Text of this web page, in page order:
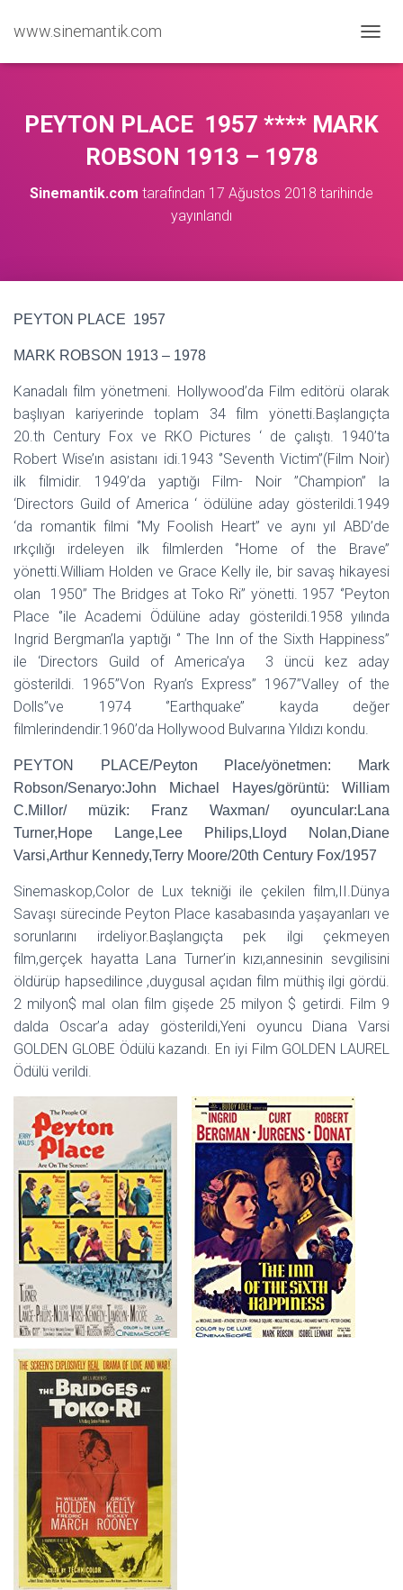
www.sinemantik.com
E
Y
Ü
K
PEYTON PLACE 1957 **** MARK
ROBSON 1913 – 1978
Sinemantik.com tarafından 17 Ağustos 2018 tarihinde
yayınlandı
PEYTON PLACE 1957
MARK ROBSON 1913 – 1978
Kanadalı film yönetmeni. Hollywood’da Film editörü olarak
başlıyan kariyerinde toplam 34 film yönetti.Başlangıçta
20.th Century Fox ve RKO Pictures ‘ de çalıştı. 1940’ta
Robert Wise’ın asistanı idi.1943 ‘’Seventh Victim’’(Film Noir)
ilk filmidir. 1949’da yaptığı Film- Noir ’’Champion’’ la
‘Directors Guild of America ‘ ödülüne aday gösterildi.1949
‘da romantik filmi ‘’My Foolish Heart’’ ve aynı yıl ABD’de
ırkçılığı irdeleyen ilk filmlerden ‘’Home of the Brave’’
yönetti.William Holden ve Grace Kelly ile, bir savaş hikayesi
olan 1950’’ The Bridges at Toko Ri’’ yönetti. 1957 ‘’Peyton
Place ‘’ile Academi Ödülüne aday gösterildi.1958 yılında
Ingrid Bergman’la yaptığı ‘’ The Inn of the Sixth Happiness’’
ile ‘Directors Guild of America’ya 3 üncü kez aday
gösterildi. 1965’’Von Ryan’s Express’’ 1967’’Valley of the
Dolls’’ve 1974 ‘’Earthquake’’ kayda değer
filmlerindendir.1960’da Hollywood Bulvarına Yıldızı kondu.
PEYTON PLACE/Peyton Place/yönetmen: Mark
Robson/Senaryo:John Michael Hayes/görüntü: William
C.Millor/ müzik: Franz Waxman/ oyuncular:Lana
Turner,Hope Lange,Lee Philips,Lloyd Nolan,Diane
Varsi,Arthur Kennedy,Terry Moore/20th Century Fox/1957
Sinemaskop,Color de Lux tekniği ile çekilen film,II.Dünya
Savaşı sürecinde Peyton Place kasabasında yaşayanları ve
sorunlarını irdeliyor.Başlangıçta pek ilgi çekmeyen
film,gerçek hayatta Lana Turner’in kızı,annesinin sevgilisini
öldürüp hapsedilince ,duygusal açıdan film müthiş ilgi gördü.
2 milyon$ mal olan film gişede 25 milyon $ getirdi. Film 9
dalda Oscar’a aday gösterildi,Yeni oyuncu Diana Varsi
GOLDEN GLOBE Ödülü kazandı. En iyi Film GOLDEN LAUREL
Ödülü verildi.